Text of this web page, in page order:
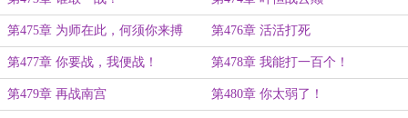
第475章 为师在此，何须你来搏
命？
第476章 活活打死
第477章 你要战，我便战！ 第478章 我能打一百个！
第479章 再战南宫 第480章 你太弱了！